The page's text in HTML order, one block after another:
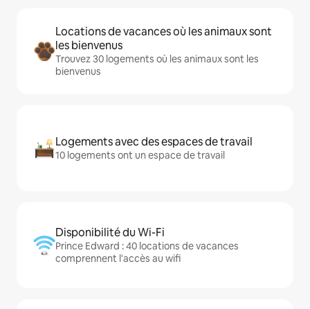
Locations de vacances où les animaux sont
les bienvenus
Trouvez 30 logements où les animaux sont les
bienvenus
Logements avec des espaces de travail
10 logements ont un espace de travail
Disponibilité du Wi-Fi
Prince Edward : 40 locations de vacances
comprennent l'accès au wifi